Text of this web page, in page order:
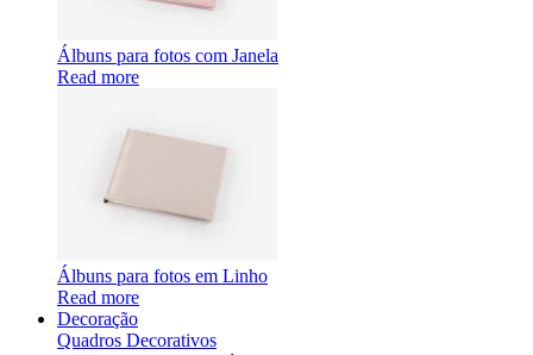
Álbuns para fotos com Janela
Read more
Álbuns para fotos em Linho
Read more
Decoração
Quadros Decorativos